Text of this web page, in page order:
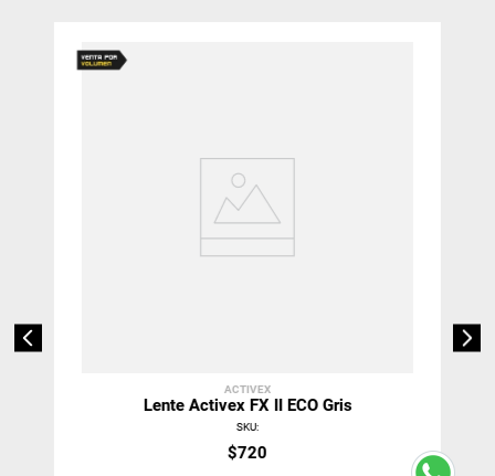
ACTIVEX
Lente Activex FX II ECO Gris
SKU:
$720